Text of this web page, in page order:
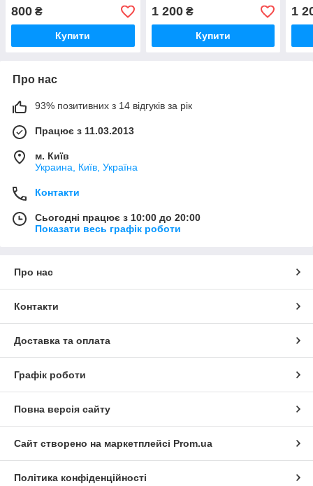
800 ₴
Купити
1 200₴
Купити
1
Про нас
93% позитивних з 14 відгуків за рік
Працює з 11.03.2013
м. Київ
Украина, Київ, Україна
Контакти
Сьогодні працює з 10:00 до 20:00
Показати весь графік роботи
Про нас
Контакти
Доставка та оплата
Графік роботи
Повна версія сайту
Сайт створено на маркетплейсі Prom.ua
Політика конфіденційності